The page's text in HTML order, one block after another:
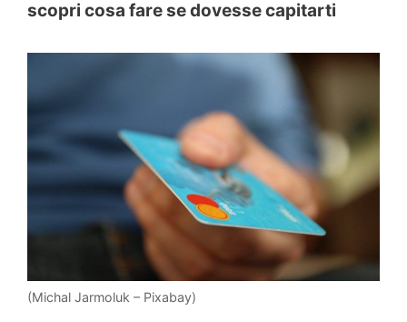
scopri cosa fare se dovesse capitarti
(Michal Jarmoluk – Pixabay)